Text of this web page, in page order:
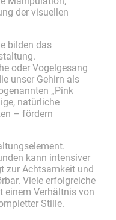
der visuellen
bilden das
oder Vogelgesang
unser Gehirn als
„Pink
natürliche
– fördern
kann intensiver
zur Achtsamkeit und
Viele erfolgreiche
einem Verhältnis von
Stille.